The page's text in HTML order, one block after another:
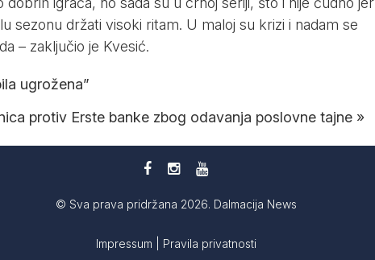
sezonu držati visoki ritam. U maloj su krizi i nadam se
– zaključio je Kvesić.
ugrožena”
protiv Erste banke zbog odavanja poslovne tajne »
© Sva prava pridržana 2026. Dalmacija News
Impressum Pravila privatnosti